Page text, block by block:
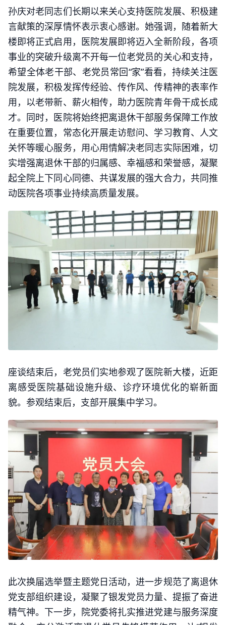
孙庆对老同志们长期以来关心支持医院发展、积极建
言献策的深厚情怀表示衷心感谢。她强调，随着新大
楼即将正式启用，医院发展即将迈入全新阶段，各项
事业的突破升级离不开每一位老党员的关心和支持，
希望全体老干部、老党员常回“家”看看，持续关注医
院发展，积极发挥传经验、传作风、传精神的表率作
用，以老带新、薪火相传，助力医院青年骨干成长成
才。同时，医院将始终把离退休干部服务保障工作放
在重要位置，常态化开展走访慰问、学习教育、人文
关怀等暖心服务，用心用情解决老同志实际困难，切
实增强离退休干部的归属感、幸福感和荣誉感，凝聚
起全院上下同心同德、共谋发展的强大合力，共同推
动医院各项事业持续高质量发展。
座谈结束后，老党员们实地参观了医院新大楼，近距
离感受医院基础设施升级、诊疗环境优化的崭新面
貌。参观结束后，支部开展集中学习。
此次换届选举暨主题党日活动，进一步规范了离退休
党支部组织建设，凝聚了银发党员力量、提振了奋进
精气神。下一步，院党委将扎实推进党建与服务深度